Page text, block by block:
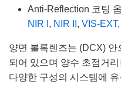
Anti-Reflection 코팅
NIR I , NIR II , VIS-EXT,
양면 볼록렌즈는 (DCX)
되어 있으며 양수 초점거
다양한 구성의 시스템에